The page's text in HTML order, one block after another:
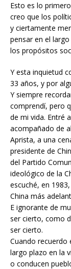
Esto es lo
creo que los
y ciertamente
pensar en el
los propósitos
Y esta inquietud
33 años, y por
Y siempre
comprendí, pero
de mi vida. Entré
acompañado de
Aprista, a una
presidente de
del Partido
ideológico de la
escuché, en
China más
E ignorante de
ser cierto, como
ser cierto.
Cuando recuerdo
largo plazo en la
o conducen